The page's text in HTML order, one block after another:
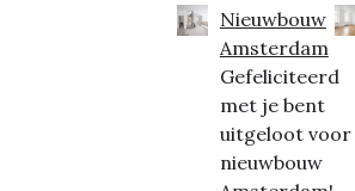
Nieuwbouw
Amsterdam
Gefeliciteerd
met je bent
uitgeloot voor
nieuwbouw